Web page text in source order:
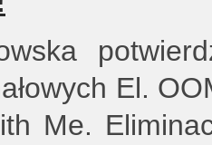
El.
Me.